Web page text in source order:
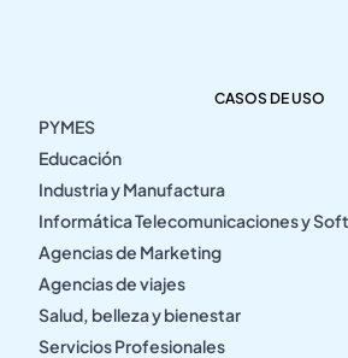
CASOS DE USO
PYMES
Educación
Industria y Manufactura
Informática Telecomunicaciones y
Agencias de Marketing
Agencias de viajes
Salud, belleza y bienestar
Servicios Profesionales